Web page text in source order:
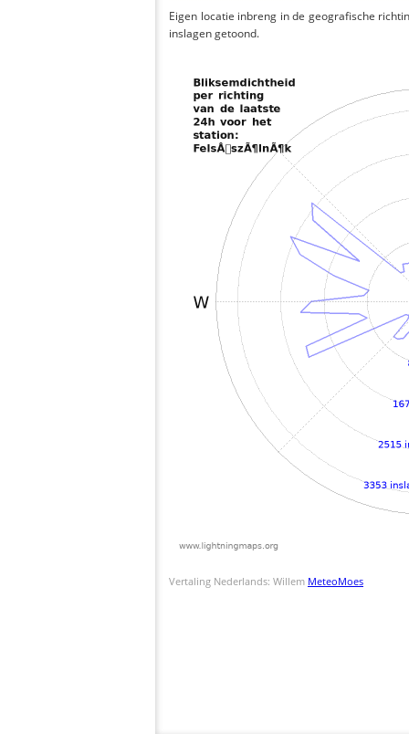
Eigen locatie inbreng in de geografische
inslagen getoond.
Vertaling Nederlands: Willem MeteoMoes